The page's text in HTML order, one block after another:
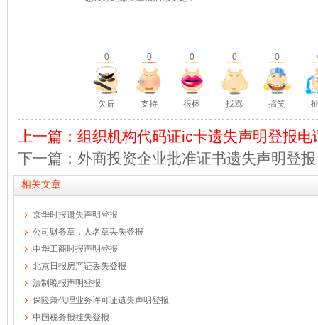
0 0 0 0 0
欠扁 支持 很棒 找骂 搞笑
上一篇：组织机构代码证ic卡遗失声明登报电
下一篇：外商投资企业批准证书遗失声明登报
相关文章
京华时报遗失声明登报
公司财务章，人名章丢失登报
中华工商时报声明登报
北京日报房产证丢失登报
法制晚报声明登报
保险兼代理业务许可证遗失声明登报
中国税务报挂失登报